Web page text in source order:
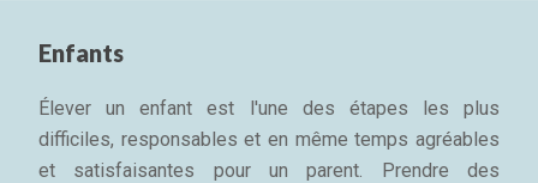
Enfants
Élever un enfant est l'une des étapes les plus
difficiles, responsables et en même temps agréables
et satisfaisantes pour un parent. Prendre des